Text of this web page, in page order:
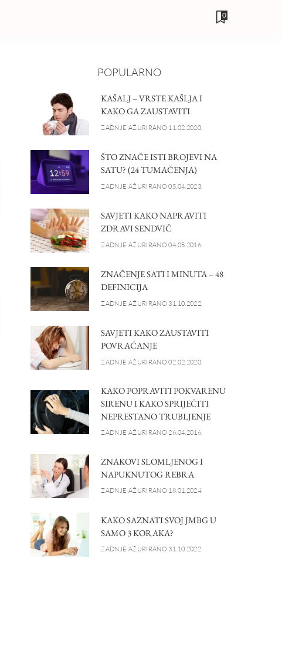
0
POPULARNO
KAŠALJ – VRSTE KAŠLJA I
KAKO GA ZAUSTAVITI
ZADNJE AŽURIRANO 11.02.2020.
ŠTO ZNAČE ISTI BROJEVI NA
SATU? (24 TUMAČENJA)
ZADNJE AŽURIRANO 05.04.2023.
SAVJETI KAKO NAPRAVITI
ZDRAVI SENDVIČ
ZADNJE AŽURIRANO 04.05.2016.
ZNAČENJE SATI I MINUTA – 48
DEFINICIJA
ZADNJE AŽURIRANO 31.10.2022.
SAVJETI KAKO ZAUSTAVITI
POVRAĆANJE
ZADNJE AŽURIRANO 02.02.2020.
KAKO POPRAVITI POKVARENU
SIRENU I KAKO SPRIJEČITI
NEPRESTANO TRUBLJENJE
ZADNJE AŽURIRANO 26.04.2016.
ZNAKOVI SLOMLJENOG I
NAPUKNUTOG REBRA
ZADNJE AŽURIRANO 18.01.2024.
KAKO SAZNATI SVOJ JMBG U
SAMO 3 KORAKA?
ZADNJE AŽURIRANO 31.10.2022.